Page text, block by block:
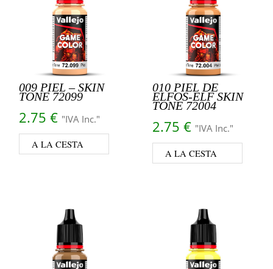
009 PIEL – SKIN
TONE 72099
2.75 € "IVA Inc."
A LA CESTA
010 PIEL DE
ELFOS-ELF SKIN
TONE 72004
2.75 € "IVA Inc."
A LA CESTA